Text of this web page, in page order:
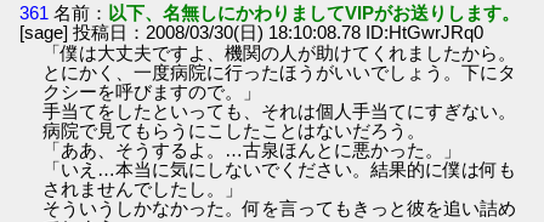
361 名前： 以下、名無しにかわりましてVIPがお送りします。
[sage] 投稿日：2008/03/30(日) 18:10:08.78 ID:HtGwrJRq0
「僕は大丈夫ですよ、機関の人が助けてくれましたから。
とにかく、一度病院に行ったほうがいいでしょう。下にタ
クシーを呼びますので。」
手当てをしたといっても、それは個人手当てにすぎない。
病院で見てもらうにこしたことはないだろう。
「ああ、そうするよ。…古泉ほんとに悪かった。」
「いえ…本当に気にしないでください。結果的に僕は何も
されませんでしたし。」
そういうしかなかった。何を言ってもきっと彼を追い詰め